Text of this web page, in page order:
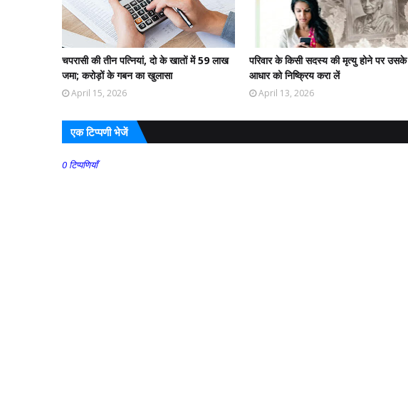
चपरासी की तीन पत्नियां, दो के खातों में 59 लाख
जमा; करोड़ों के गबन का खुलासा
April 15, 2026
परिवार के किसी सदस्य की मृत्यु होने पर उसके
आधार को निष्क्रिय करा लें
April 13, 2026
एक टिप्पणी भेजें
0 टिप्पणियाँ